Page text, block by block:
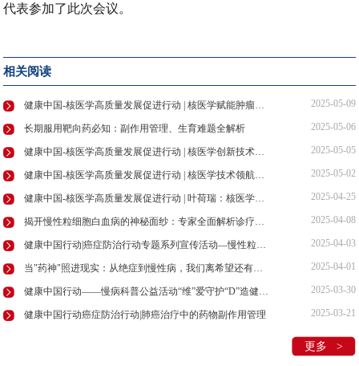
代表参加了此次会议。
相关阅读
健康中国-核医学高质量发展促进行动 | 核医学赋能肿瘤诊疗，守护患者健康防线 2025-05-09
长期服用靶向药必知：副作用管理、生育难题全解析 2025-05-06
健康中国-核医学高质量发展促进行动 | 核医学创新技术领航肿瘤诊疗新未来 2025-05-05
健康中国-核医学高质量发展促进行动 | 核医学技术领航精准诊疗，助力健康中国建设 2025-05-02
健康中国-核医学高质量发展促进行动 | 叶荷瑞：核医学发展共筑基石核安全多元主体协同治理 2025-04-25
揭开慢性粒细胞白血病的神秘面纱：专家全面解析诊疗要点 2025-04-08
健康中国行动|癌症防治行动专题系列宣传活动—慢性粒细胞性白血病的防治药访谈节目在京录制 2025-04-03
当"药神"照进现实：从绝症到慢性病，我们离希望还有多远？ 2025-04-01
健康中国行动——慢病科普公益活动“维”爱守护“D”造健康在京举行！ 2025-03-30
健康中国行动癌症防治行动|肺癌治疗中的药物副作用管理 2025-03-21
更多 >